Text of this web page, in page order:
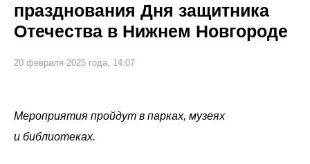
празднования Дня защитника
Отечества в Нижнем Новгороде
20 февраля 2025 года, 14:07
Мероприятия пройдут в парках, музеях
и библиотеках.